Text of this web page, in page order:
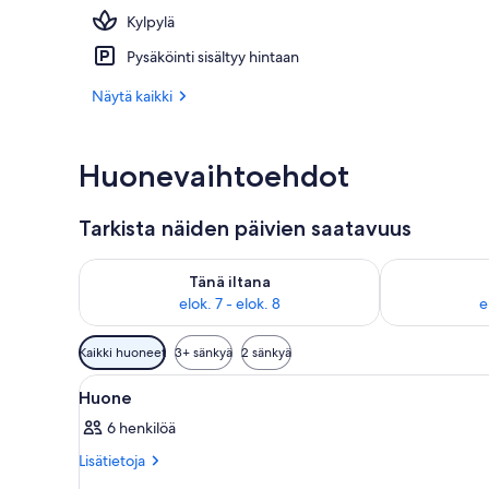
Kylpylä
Pysäköinti sisältyy hintaan
Näytä kaikki
Huonevaihtoehdot
Tarkista näiden päivien saatavuus
Tänä iltana
elok. 7 - elok. 8
Tarkista tämän illan saatavuus elok. 7 - elok. 8
Tarkista
Huoneille
saatavilla
olevia
Kaikki huoneet 3+ sänkyä 2 sänkyä
Avaa
kaikki
huonetyypin
Huone
Hotellihuone, jossa on
5
Huone
6 henkilöä
Lisätietoja
Lisätietoja